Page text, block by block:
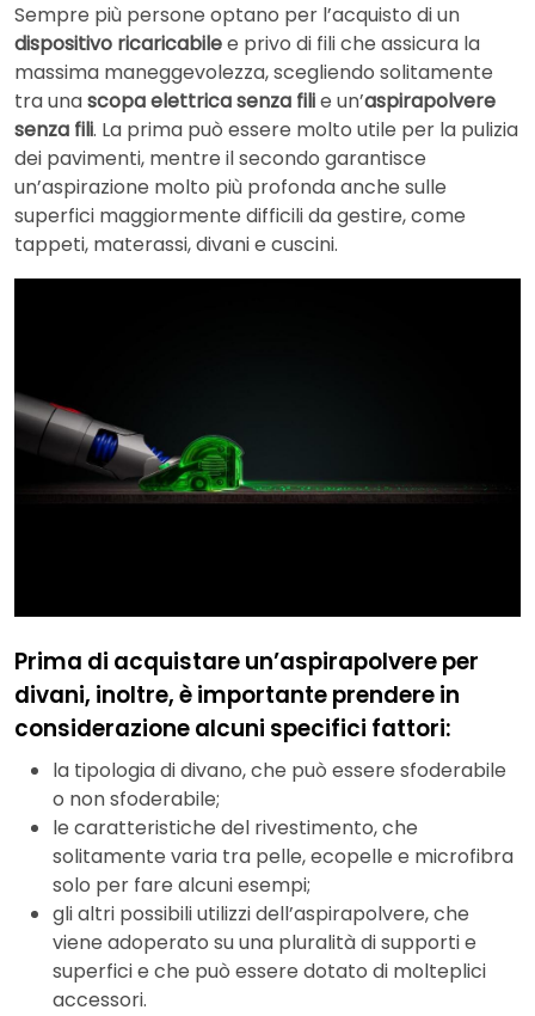
Sempre più persone optano per l’acquisto di un
dispositivo ricaricabilee privo di fili che assicura la
massima maneggevolezza, scegliendo solitamente
tra unascopa elettrica senza filie un’aspirapolvere
senza fili. La prima può essere molto utile per la pulizia
dei pavimenti, mentre il secondo garantisce
un’aspirazione molto più profonda anche sulle
superfici maggiormente difficili da gestire, come
tappeti, materassi, divani e cuscini.
Prima di acquistare un’aspirapolvere per
divani, inoltre, è importante prendere in
considerazione alcuni specifici fattori:
la tipologia di divano, che può essere sfoderabile
o non sfoderabile;
le caratteristiche del rivestimento, che
solitamente varia tra pelle, ecopelle e microfibra
solo per fare alcuni esempi;
gli altri possibili utilizzi dell’aspirapolvere, che
viene adoperato su una pluralità di supporti e
superfici e che può essere dotato di molteplici
accessori.